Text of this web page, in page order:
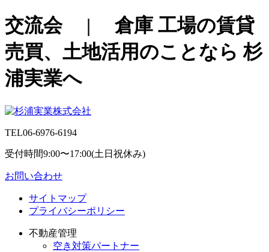
交流会 | 倉庫 工場の賃貸
売買、土地活用のことなら 杉
浦実業へ
TEL06-6976-6194
受付時間9:00〜17:00(土日祝休み)
お問い合わせ
サイトマップ
プライバシーポリシー
不動産管理
空き対策パートナー